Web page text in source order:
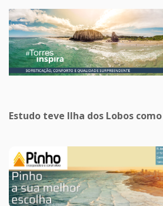
Estudo teve Ilha dos Lobos